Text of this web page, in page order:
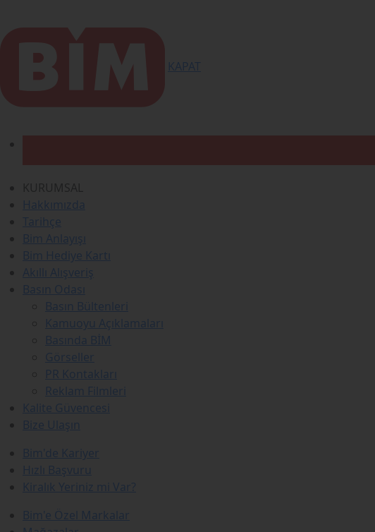
KAPAT
Hakkımızda
Tarihçe
Bim Anlayışı
Bim Hediye Kartı
Akıllı Alışveriş
Basın Odası
Basın Bültenleri
Kamuoyu Açıklamaları
Basında BİM
Görseller
PR Kontakları
Reklam Filmleri
Kalite Güvencesi
Bize Ulaşın
Bim'de Kariyer
Hızlı Başvuru
Kiralık Yeriniz mi Var?
Bim'e Özel Markalar